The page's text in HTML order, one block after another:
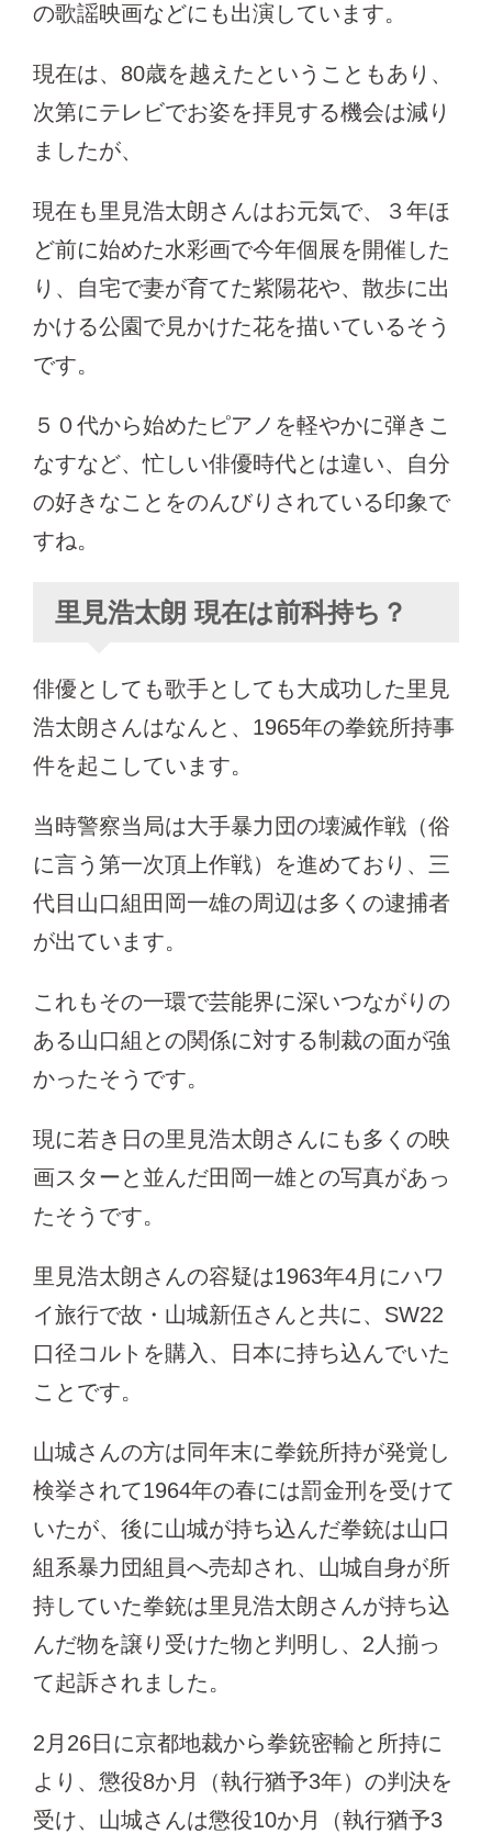
の歌謡映画などにも出演しています。
現在は、80歳を越えたということもあり、
次第にテレビでお姿を拝見する機会は減り
ましたが、
現在も里見浩太朗さんはお元気で、３年ほ
ど前に始めた水彩画で今年個展を開催した
り、自宅で妻が育てた紫陽花や、散歩に出
かける公園で見かけた花を描いているそう
です。
５０代から始めたピアノを軽やかに弾きこ
なすなど、忙しい俳優時代とは違い、自分
の好きなことをのんびりされている印象で
すね。
里見浩太朗 現在は前科持ち？
俳優としても歌手としても大成功した里見
浩太朗さんはなんと、1965年の拳銃所持事
件を起こしています。
当時警察当局は大手暴力団の壊滅作戦（俗
に言う第一次頂上作戦）を進めており、三
代目山口組田岡一雄の周辺は多くの逮捕者
が出ています。
これもその一環で芸能界に深いつながりの
ある山口組との関係に対する制裁の面が強
かったそうです。
現に若き日の里見浩太朗さんにも多くの映
画スターと並んだ田岡一雄との写真があっ
たそうです。
里見浩太朗さんの容疑は1963年4月にハワ
イ旅行で故・山城新伍さんと共に、SW22
口径コルトを購入、日本に持ち込んでいた
ことです。
山城さんの方は同年末に拳銃所持が発覚し
検挙されて1964年の春には罰金刑を受けて
いたが、後に山城が持ち込んだ拳銃は山口
組系暴力団組員へ売却され、山城自身が所
持していた拳銃は里見浩太朗さんが持ち込
んだ物を譲り受けた物と判明し、2人揃っ
て起訴されました。
2月26日に京都地裁から拳銃密輸と所持に
より、懲役8か月（執行猶予3年）の判決を
受け、山城さんは懲役10か月（執行猶予3